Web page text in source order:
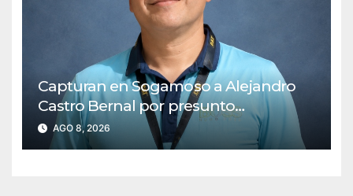
Capturan en Sogamoso a Alejandro
Castro Bernal por presunto
entramado de corrupción en
contratos con regalías
AGO 8, 2026